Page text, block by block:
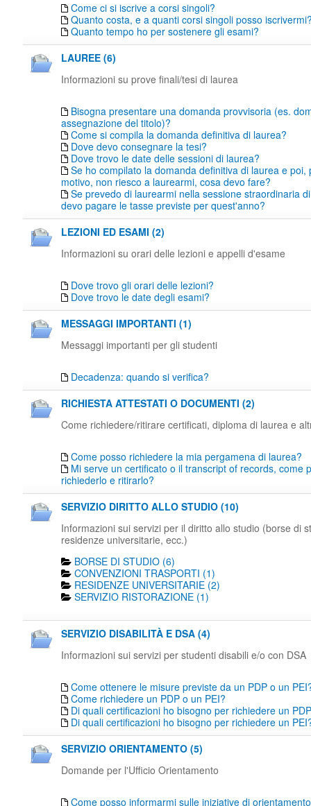
Come ci si iscrive a corsi singoli?
Quanto costa, e a quanti corsi singoli posso
Quanto tempo ho per sostenere gli esami?
LAUREE (6)
Informazioni su prove finali/tesi di laurea
Bisogna presentare una domanda provvisoria (es.
assegnazione del titolo)?
Come si compila la domanda definitiva di laurea?
Dove devo consegnare la tesi?
Dove trovo le date delle sessioni di laurea?
Se ho compilato la domanda definitiva di laurea e poi,
motivo, non riesco a laurearmi, cosa devo fare?
Se prevedo di laurearmi nella sessione straordinaria
devo pagare le tasse previste per quest'anno?
LEZIONI ED ESAMI (2)
Informazioni su orari delle lezioni e appelli d'esame
Dove trovo gli orari delle lezioni?
Dove trovo le date degli esami?
MESSAGGI IMPORTANTI (1)
Messaggi importanti per gli studenti
Decadenza: quando si verifica?
RICHIESTA ATTESTATI O DOCUMENTI (2)
Come richiedere/ritirare certificati, diploma di laurea e
Come posso richiedere la mia pergamena di laurea?
Mi serve un certificato o il transcript of records, come
richiederlo e ritirarlo?
SERVIZIO DIRITTO ALLO STUDIO (10)
Informazioni sui servizi per il diritto allo studio (borse di
residenze universitarie, ecc.)
BORSE DI STUDIO (6)
CONVENZIONI TRASPORTI (1)
RESIDENZE UNIVERSITARIE (2)
SERVIZIO RISTORAZIONE (1)
SERVIZIO DISABILITÀ E DSA (4)
Informazioni sui servizi per studenti disabili e/o con DSA
Come ottenere le misure previste da un PDP o un
Come richiedere un PDP o un PEI?
Di quali certificazioni ho bisogno per richiedere un
Di quali certificazioni ho bisogno per richiedere un
SERVIZIO ORIENTAMENTO (5)
Domande per l'Ufficio Orientamento
Come posso informarmi sulle iniziative di